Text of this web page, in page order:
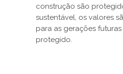
construção são
sustentável, os valores
para as gerações
protegido.